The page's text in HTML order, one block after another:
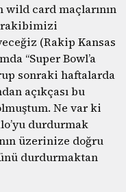
wild card maçlarının
rakibimizi
(Rakip Kansas
“Super Bowl’a
sonraki haftalarda
açıkçası bu
Ne var ki
durdurmak
üzerinize doğru
durdurmaktan